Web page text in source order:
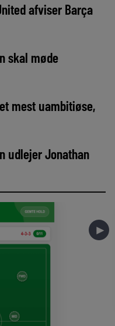
afviser Barça
skal møde
mest uambitiøse,
udlejer Jonathan
►